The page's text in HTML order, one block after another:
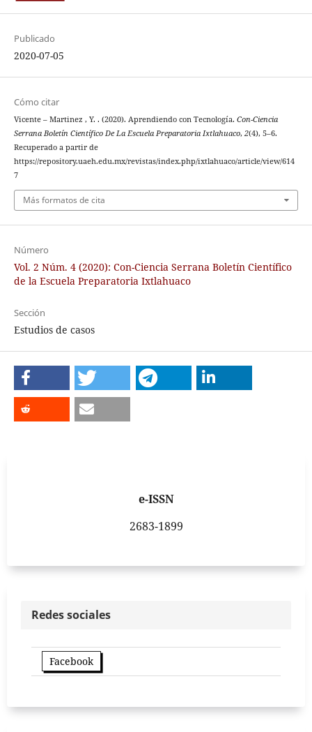
Publicado
2020-07-05
Cómo citar
Vicente – Martinez , Y. . (2020). Aprendiendo con Tecnología. Con-Ciencia
Serrana Boletín Científico De La Escuela Preparatoria Ixtlahuaco, 2(4), 5–6.
Recuperado a partir de
https://repository.uaeh.edu.mx/revistas/index.php/ixtlahuaco/article/view/614
7
Más formatos de cita
Número
Vol. 2 Núm. 4 (2020): Con-Ciencia Serrana Boletín Científico
de la Escuela Preparatoria Ixtlahuaco
Sección
Estudios de casos
e-ISSN
2683-1899
Redes sociales
Facebook